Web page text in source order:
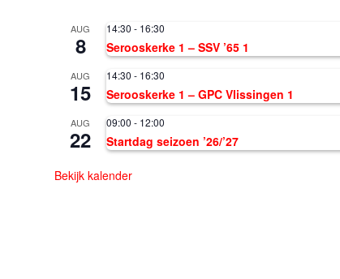
AUG
8
14:30 - 16:30
Serooskerke 1 – SSV ’65 1
AUG
15
14:30 - 16:30
Serooskerke 1 – GPC Vlissingen 1
AUG
22
09:00 - 12:00
Startdag seizoen ’26/’27
Bekijk kalender